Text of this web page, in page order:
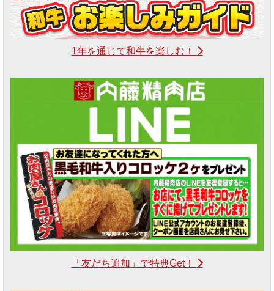
1年を通じて和牛を楽しむ！
「友だち追加」で特典Get！